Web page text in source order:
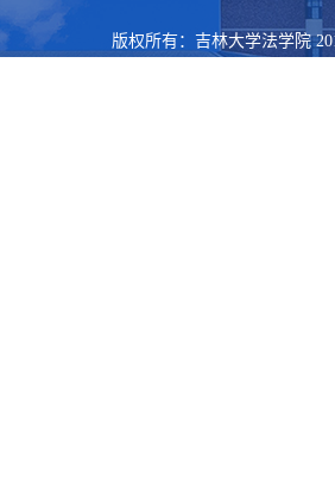
版权所有：吉林大学法学院